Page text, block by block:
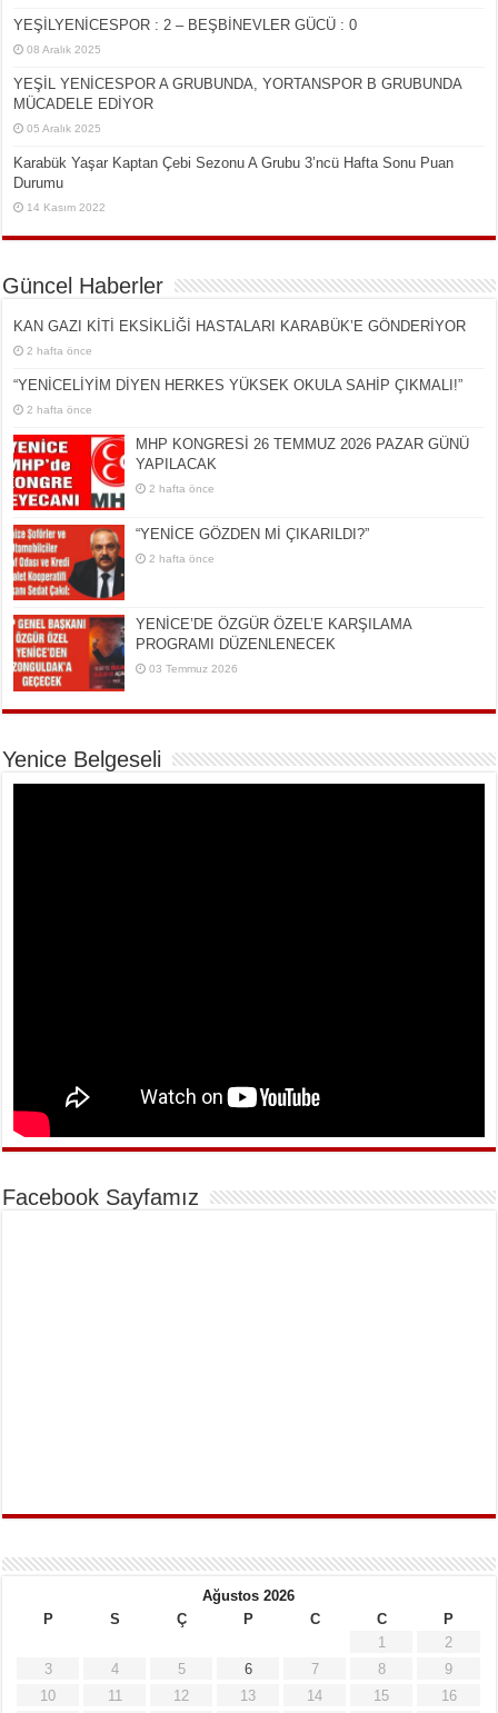
YEŞİLYENİCESPOR : 2 – BEŞBİNEVLER GÜCÜ : 0
08 Aralık 2025
YEŞİL YENİCESPOR A GRUBUNDA, YORTANSPOR B GRUBUNDA
MÜCADELE EDİYOR
05 Aralık 2025
Karabük Yaşar Kaptan Çebi Sezonu A Grubu 3’ncü Hafta Sonu Puan
Durumu
14 Kasım 2022
Güncel Haberler
KAN GAZI KİTİ EKSİKLİĞİ HASTALARI KARABÜK’E GÖNDERİYOR
2 hafta önce
“YENİCELİYİM DİYEN HERKES YÜKSEK OKULA SAHİP ÇIKMALI!”
2 hafta önce
MHP KONGRESİ 26 TEMMUZ 2026 PAZAR GÜNÜ
YAPILACAK
2 hafta önce
“YENİCE GÖZDEN Mİ ÇIKARILDI?”
2 hafta önce
YENİCE’DE ÖZGÜR ÖZEL’E KARŞILAMA
PROGRAMI DÜZENLENECEK
03 Temmuz 2026
Yenice Belgeseli
Facebook Sayfamız
Ağustos 2026
P
S Ç P C C
P
1
2
3
4 5 6 7 8
9
10
11 12 13 14 15 16